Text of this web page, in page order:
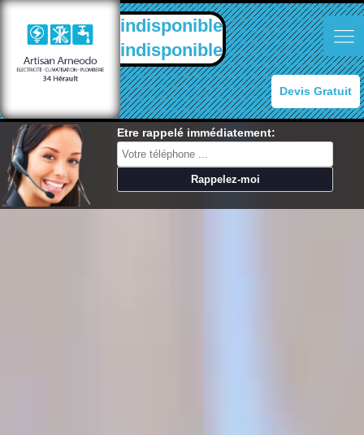
indisponible
indisponible
Devis Gratuit
Etre rappelé immédiatement: